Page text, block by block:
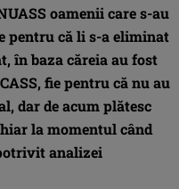
oamenii care s-au
pentru că li s-a eliminat
în baza căreia au fost
fie pentru că nu au
dar de acum plătesc
la momentul când
analizei